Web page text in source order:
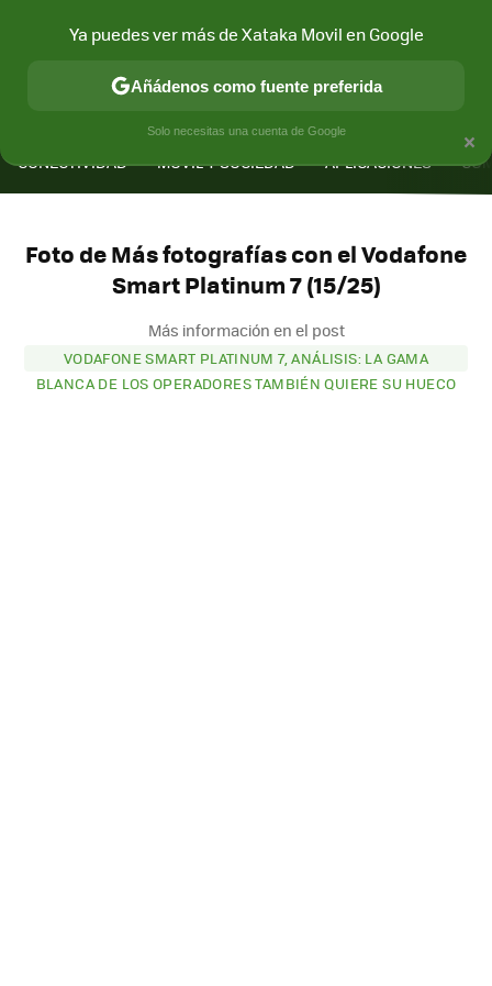
CONECTIVIDAD MÓVIL Y SOCIEDAD APLICACIONES
Foto de Más fotografías con el Vodafone
Smart Platinum 7 (15/25)
Más información en el post
VODAFONE SMART PLATINUM 7, ANÁLISIS: LA GAMA
BLANCA DE LOS OPERADORES TAMBIÉN QUIERE SU HUECO
×
Ya puedes ver más de Xataka Movil en Google
Añádenos como fuente preferida
Solo necesitas una cuenta de Google